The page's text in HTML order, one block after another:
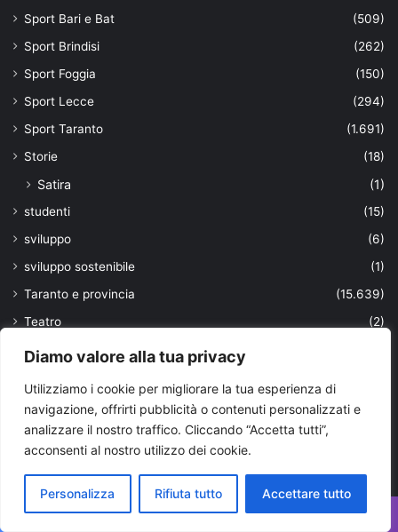
Diamo valore alla tua privacy
Utilizziamo i cookie per migliorare la tua esperienza di
navigazione, offrirti pubblicità o contenuti personalizzati e
analizzare il nostro traffico. Cliccando “Accetta tutti”,
acconsenti al nostro utilizzo dei cookie.
Personalizza Rifiuta tutto Accettare tutto
Sport Bari e Bat
(509)
Sport Brindisi
(262)
Sport Foggia
(150)
Sport Lecce
(294)
Sport Taranto
(1.691)
Storie
(18)
Satira (1)
studenti
(15)
sviluppo
(6)
sviluppo sostenibile
(1)
Taranto e provincia
(15.639)
Teatro
(2)
Tecnologia
Territorio
(118)
Top News
trasporti
truffa
turismo
(356)